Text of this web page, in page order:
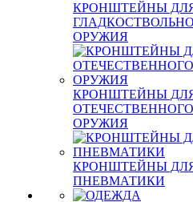
КРОНШТЕЙНЫ
ОРУЖИЯ
КРОНШТЕЙНЫ
ОТЕЧЕСТВЕННОГО
ОРУЖИЯ
КРОНШТЕЙНЫ
ПНЕВМАТИКИ